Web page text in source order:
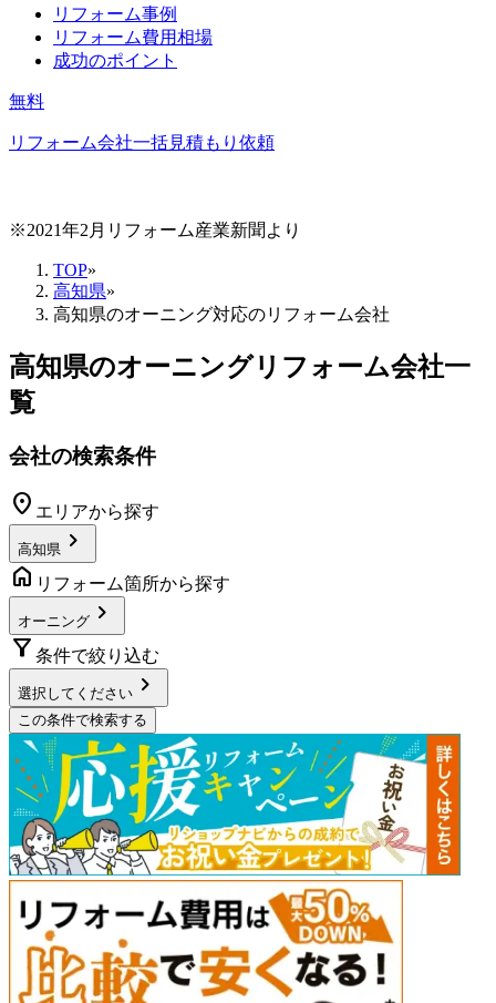
リフォーム事例
リフォーム費用相場
成功のポイント
無料
リフォーム会社一括見積もり依頼
※2021年2月リフォーム産業新聞より
TOP»
高知県»
高知県のオーニング対応のリフォーム会社
高知県のオーニングリフォーム会社一
覧
会社の検索条件
location_on エリアから探す
高知県 chevron_right
home リフォーム箇所から探す
オーニング chevron_right
filter_alt 条件で絞り込む
選択してください chevron_right
この条件で検索する